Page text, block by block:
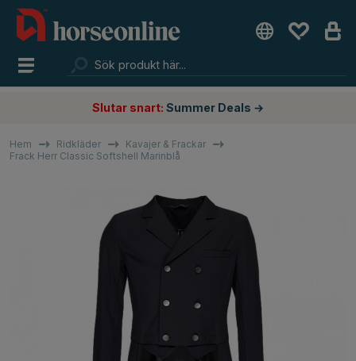
Slutar snart: Summer Deals →
Hem Ridkläder
Kavajer & Frackar
Frack Herr Classic Softshell Marinblå